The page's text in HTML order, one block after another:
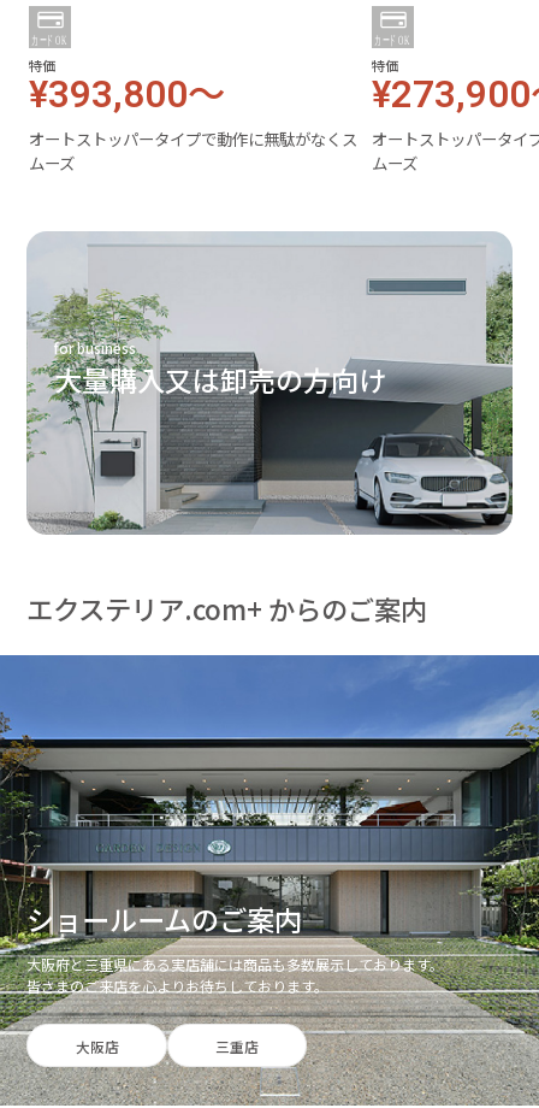
特価
¥393,800～
オートストッパータイプで動作に無駄がなくス
ムーズ
特価
オートストッパータイ
ムーズ
for business
大量購入又は卸売の方向け
エクステリア.com+ からのご案内
ショールームのご案内
大阪府と三重県にある実店舗には商品も多数展示しております。
皆さまのご来店を心よりお待ちしております。
大阪店 三重店